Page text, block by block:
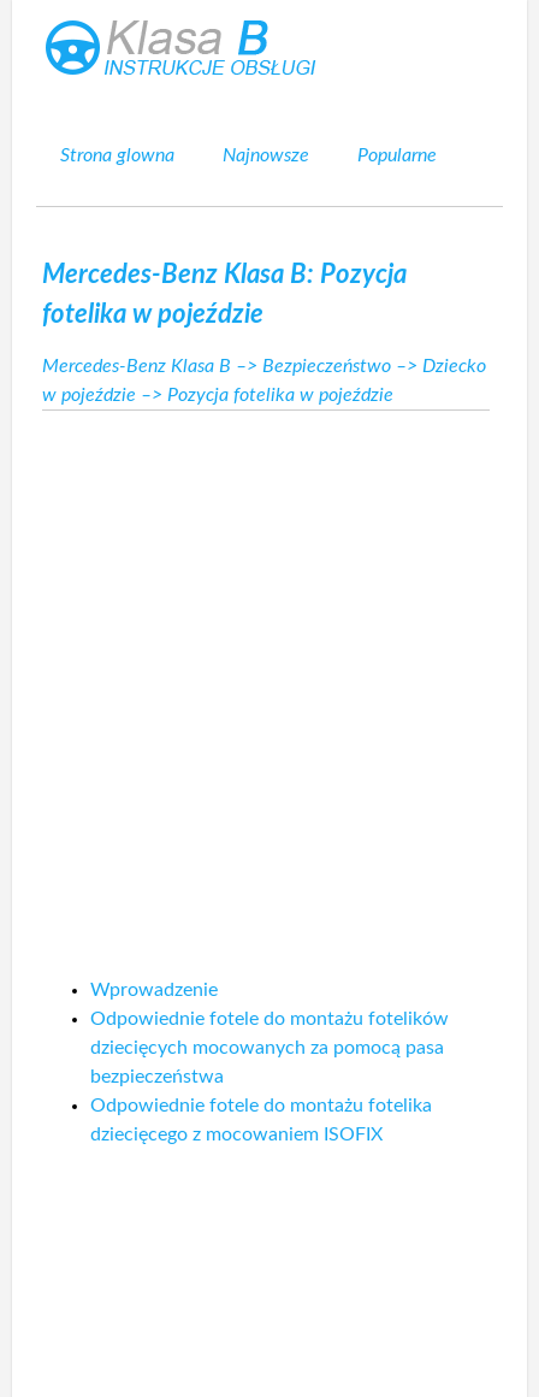
Strona glowna Najnowsze Popularne
Mercedes-Benz Klasa B: Pozycja
fotelika w pojeździe
Mercedes-Benz Klasa B –> Bezpieczeństwo –> Dziecko
w pojeździe –> Pozycja fotelika w pojeździe
Wprowadzenie
Odpowiednie fotele do montażu fotelików
dziecięcych mocowanych za pomocą pasa
bezpieczeństwa
Odpowiednie fotele do montażu fotelika
dziecięcego z mocowaniem ISOFIX